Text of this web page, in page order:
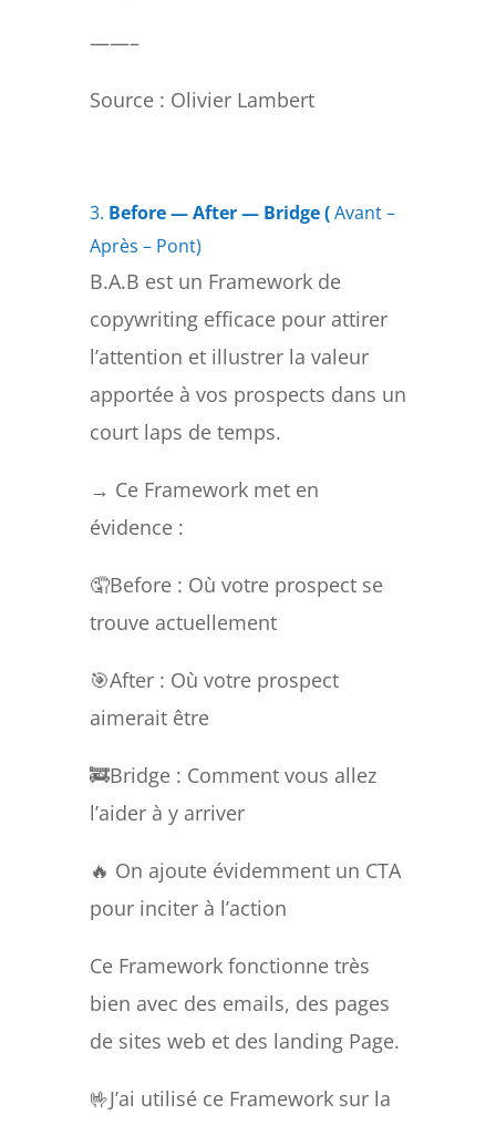
——–
Source : Olivier Lambert
3. Before — After — Bridge (Avant –
Après – Pont)
B.A.B est un Framework de
copywriting efficace pour attirer
l’attention et illustrer la valeur
apportée à vos prospects dans un
court laps de temps.
→ Ce Framework met en
évidence :
🤦Before : Où votre prospect se
trouve actuellement
🎯After : Où votre prospect
aimerait être
🚒Bridge : Comment vous allez
l’aider à y arriver
🔥 On ajoute évidemment un CTA
pour inciter à l’action
Ce Framework fonctionne très
bien avec des emails, des pages
de sites web et des landing Page.
🤟J’ai utilisé ce Framework sur la